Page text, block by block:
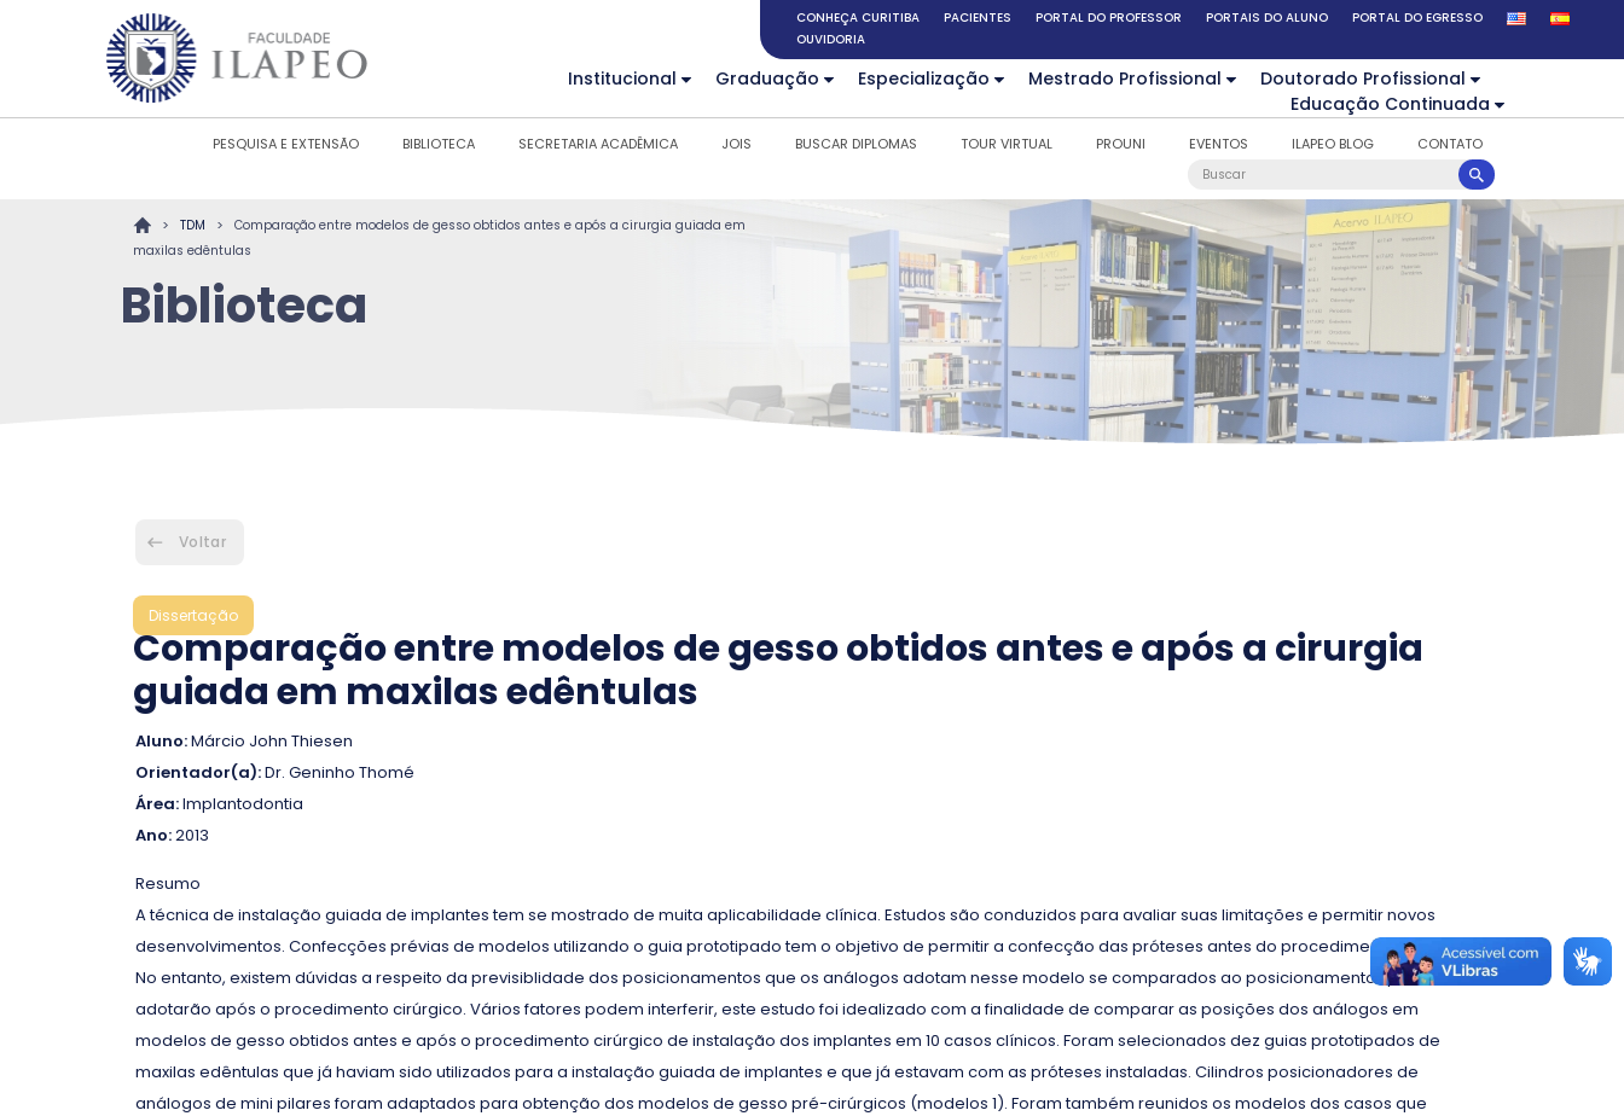
CONHEÇA CURITIBA PACIENTES PORTAL DO PROFESSOR PORTAIS DO ALUNO
PORTAL DO EGRESSO
OUVIDORIA
Institucional Graduação Especialização Mestrado Profissional
Doutorado Profissional
Educação Continuada
PESQUISA E EXTENSÃO BIBLIOTECA SECRETARIA ACADÊMICA JOIS BUSCAR DIPLOMAS TOUR VIRTUAL PROUNI EVENTOS ILAPEO BLOG CONTATO
> TDM >
Comparação entre modelos de gesso obtidos antes e após a cirurgia guiada em
maxilas edêntulas
Biblioteca
Voltar
Dissertação
Comparação entre modelos de gesso obtidos antes e após a cirurgia
guiada em maxilas edêntulas
Aluno:Márcio John Thiesen
Orientador(a):Dr. Geninho Thomé
Área:Implantodontia
Ano:2013
Resumo
A técnica de instalação guiada de implantes tem se mostrado de muita aplicabilidade clínica. Estudos são conduzidos para avaliar suas limitações e permitir novos
desenvolvimentos. Confecções prévias de modelos utilizando o guia prototipado tem o objetivo de permitir a confecção das próteses antes do procedimento cirúrgico.
No entanto, existem dúvidas a respeito da previsiblidade dos posicionamentos que os análogos adotam nesse modelo se comparados ao posicionamento que
adotarão após o procedimento cirúrgico. Vários fatores podem interferir, este estudo foi idealizado com a finalidade de comparar as posições dos análogos em
modelos de gesso obtidos antes e após o procedimento cirúrgico de instalação dos implantes em 10 casos clínicos. Foram selecionados dez guias prototipados de
maxilas edêntulas que já haviam sido utilizados para a instalação guiada de implantes e que já estavam com as próteses instaladas. Cilindros posicionadores de
análogos de mini pilares foram adaptados para obtenção dos modelos de gesso pré-cirúrgicos (modelos 1). Foram também reunidos os modelos dos casos que